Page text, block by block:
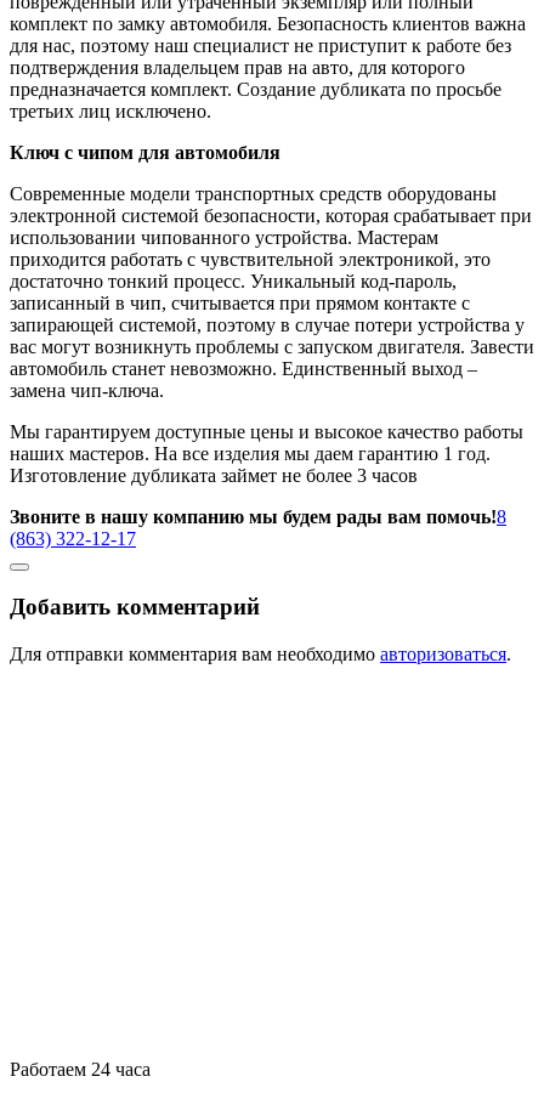
комплект по замку автомобиля. Безопасность клиентов важна
для нас, поэтому наш специалист не приступит к работе без
подтверждения владельцем прав на авто, для которого
предназначается комплект. Создание дубликата по просьбе
третьих лиц исключено.
Ключ с чипом для автомобиля
Современные модели транспортных средств оборудованы
электронной системой безопасности, которая срабатывает при
использовании чипованного устройства. Мастерам
приходится работать с чувствительной электроникой, это
достаточно тонкий процесс. Уникальный код-пароль,
записанный в чип, считывается при прямом контакте с
запирающей системой, поэтому в случае потери устройства у
вас могут возникнуть проблемы с запуском двигателя. Завести
автомобиль станет невозможно. Единственный выход –
замена чип-ключа.
Мы гарантируем доступные цены и высокое качество работы
наших мастеров. На все изделия мы даем гарантию 1 год.
Изготовление дубликата займет не более 3 часов
Звоните в нашу компанию мы будем рады вам помочь!8
(863) 322-12-17
Добавить комментарий
Для отправки комментария вам необходимо авторизоваться.
Работаем 24 часа